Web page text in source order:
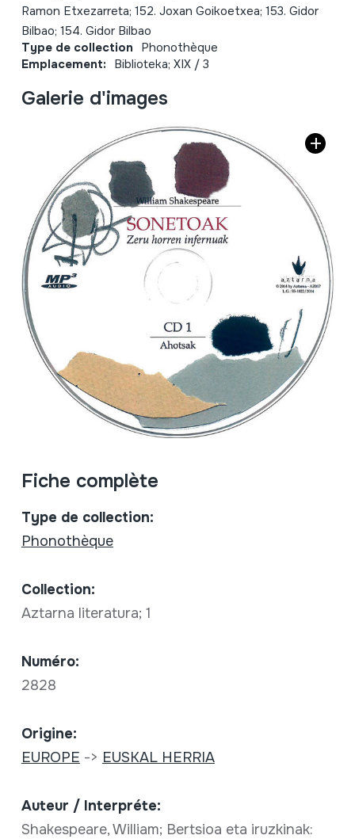
Ramon Etxezarreta; 152. Joxan Goikoetxea; 153. Gidor
Bilbao; 154. Gidor Bilbao
Type de collection Phonothèque
Emplacement: Biblioteka; XIX / 3
Galerie d'images
Fiche complète
Type de collection:
Phonothèque
Collection:
Aztarna literatura; 1
Numéro:
2828
Origine:
EUROPE -> EUSKAL HERRIA
Auteur / Interpréte:
Shakespeare, William; Bertsioa eta iruzkinak: